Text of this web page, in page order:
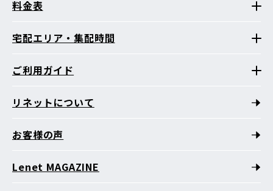
料金表
宅配エリア・集配時間
ご利用ガイド
リネットについて
お客様の声
Lenet MAGAZINE